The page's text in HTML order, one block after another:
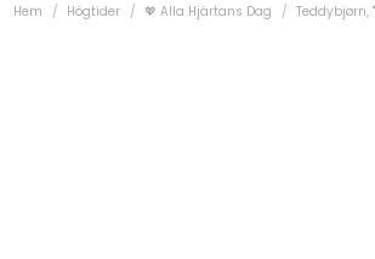
Hem Högtider 💖 Alla Hjärtans Dag Teddybjørn,